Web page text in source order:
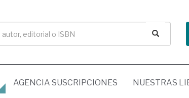
AGENCIA SUSCRIPCIONES NUESTRAS